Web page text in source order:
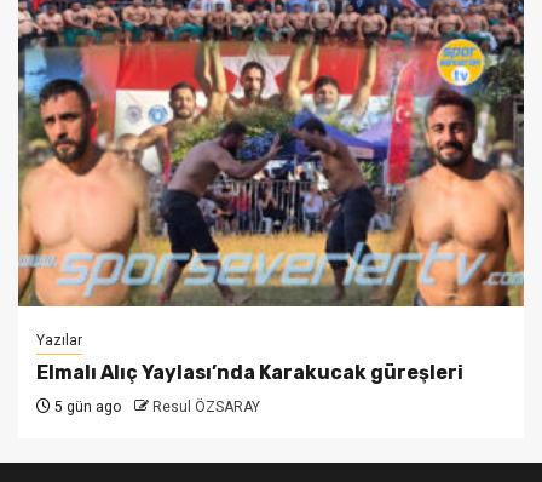
Yazılar
Elmalı Alıç Yaylası’nda Karakucak güreşleri
5 gün ago Resul ÖZSARAY